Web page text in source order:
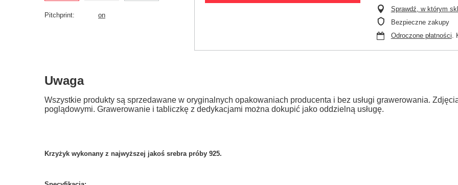
Sprawdź, w którym
Bezpieczne zakupy
Odroczone płatności.
Pitchprint on
Uwaga
Wszystkie produkty są sprzedawane w oryginalnych opakowaniach producenta i bez usługi grawerowania.
poglądowymi. Grawerowanie i tabliczkę z dedykacjami można dokupić jako oddzielną usługę.
Krzyżyk wykonany z najwyższej jakoś srebra próby 925.